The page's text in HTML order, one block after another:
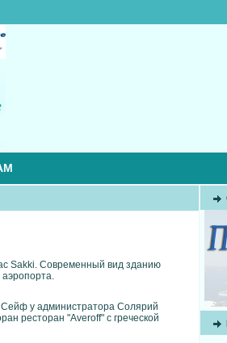
Sakki. Современный вид зданию
у администратора Солярий
ресторан "Averoff" с греческой